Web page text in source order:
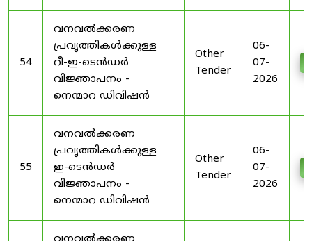
54
വനവൽക്കരണ
പ്രവൃത്തികൾക്കുള്ള
റീ-ഇ-ടെൻഡർ
വിജ്ഞാപനം -
നെന്മാറ ഡിവിഷൻ
Other
Tender
06-
07-
2026
55
വനവൽക്കരണ
പ്രവൃത്തികൾക്കുള്ള
ഇ-ടെൻഡർ
വിജ്ഞാപനം -
നെന്മാറ ഡിവിഷൻ
Other
Tender
06-
07-
2026